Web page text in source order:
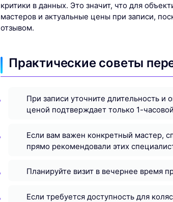
критики в данных. Это значит, что для
мастеров и актуальные цены при записи,
отзывом.
Практические советы
При записи уточните длительность
ценой подтверждает только 1-
Если вам важен конкретный мастер,
прямо рекомендовали этих
Планируйте визит в вечернее время
Если требуется доступность для